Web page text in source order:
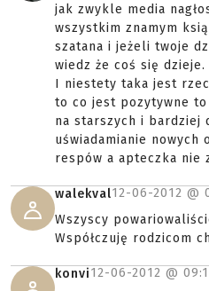
jak zwykle media
wszystkim znamym
szatana i jeżeli twoje
wiedz że coś się dzieje.
I niestety taka jest
to co jest pozytywne
na starszych i bardziej
uświadamianie nowych
respów a apteczka nie
walekval12-06-2012 @
Wszyscy
Współczuję rodzicom
konvi12-06-2012 @